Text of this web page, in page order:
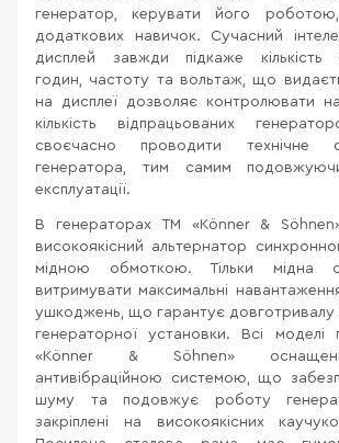
генератор, керувати його
додаткових навичок. Сучасний
дисплей завжди підкаже кількість
годин, частоту та вольтаж, що
на дисплеї дозволяє контролювати
кількість відпрацьованих
своєчасно проводити технічне
генератора, тим самим
експлуатації.
В генераторах TM «Könner &
високоякісний альтернатор
мідною обмоткою. Тільки мідна
витримувати максимальні
ушкоджень, що гарантує довготривалу
генераторної установки. Всі моделі
«Könner & Söhnen»
антивібраційною системою, що
шуму та подовжує роботу
закріплені на високоякісних